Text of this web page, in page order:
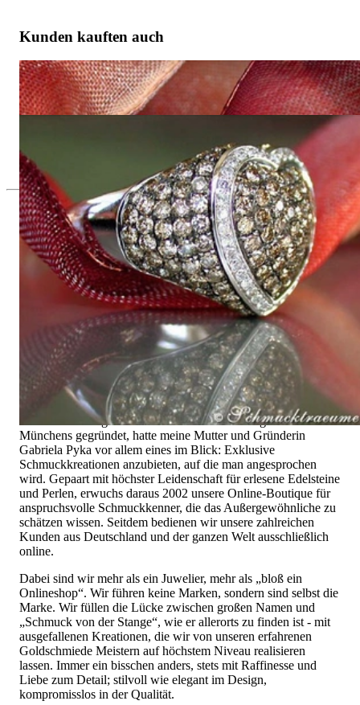
Kunden kauften auch
Herz Ohrstecker mit naturbraunen & weißen Brillanten
5.586,55 €
5.400,00 €
Seit 1995
Exklusiver Schmuck, Leidenschaft für
das Außergewöhnliche
Hochwertiger Schmuck ist vor allem eine Frage des
Vertrauens. Zugleich sollte er so einzigartig sein wie die Frau,
die ihn trägt. Schmuck „von der Stange“ werden Sie daher bei
uns ebenso wenig finden wie Hotlines mit langen
Warteschleifen.
Hochwertiger Schmuck ist mehr als „nur ein Accessoire“ - das
ist nicht nur unsere Überzeugung, sondern auch der Gedanke,
mit dem alles begann. 1995 als kleines Juweliergeschäft nahe
Münchens gegründet, hatte meine Mutter und Gründerin
Gabriela Pyka vor allem eines im Blick: Exklusive
Schmuckkreationen anzubieten, auf die man angesprochen
wird. Gepaart mit höchster Leidenschaft für erlesene Edelsteine
und Perlen, erwuchs daraus 2002 unsere Online-Boutique für
anspruchsvolle Schmuckkenner, die das Außergewöhnliche zu
schätzen wissen. Seitdem bedienen wir unsere zahlreichen
Kunden aus Deutschland und der ganzen Welt ausschließlich
online.
Dabei sind wir mehr als ein Juwelier, mehr als „bloß ein
Onlineshop“. Wir führen keine Marken, sondern sind selbst die
Marke. Wir füllen die Lücke zwischen großen Namen und
„Schmuck von der Stange“, wie er allerorts zu finden ist - mit
ausgefallenen Kreationen, die wir von unseren erfahrenen
Goldschmiede Meistern auf höchstem Niveau realisieren
lassen. Immer ein bisschen anders, stets mit Raffinesse und
Liebe zum Detail; stilvoll wie elegant im Design,
kompromisslos in der Qualität.